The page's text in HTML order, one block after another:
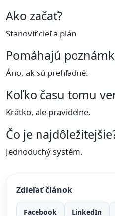
Ako začať?
Stanoviť cieľ a plán.
Pomáhajú
Áno, ak sú prehľadné.
Koľko času tomu
Krátko, ale pravidelne.
Čo je
Jednoduchý systém.
Zdieľať článok
Facebook LinkedIn